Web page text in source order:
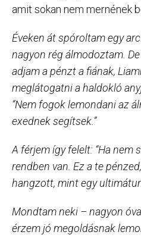
amit sokan nem mernének
Éveken át spóroltam egy
nagyon rég álmodoztam.
adjam a pénzt a fiának,
meglátogatni a haldokló
“Nem fogok lemondani az
exednek segítsek.”
A férjem így felelt: “Ha nem
rendben van. Ez a te
hangzott, mint egy
Mondtam neki – nagyon
érzem jó megoldásnak